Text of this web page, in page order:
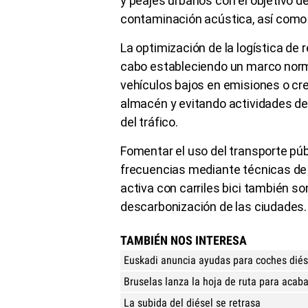
contaminación acústica, así
La optimización de la logística de
cabo estableciendo un marco
vehículos bajos en emisiones o
almacén y evitando actividades
del tráfico.
Fomentar el uso del transporte
frecuencias mediante técnicas
activa con carriles bici también
descarbonización de las ciudades.
TAMBIÉN NOS INTERESA
Euskadi anuncia ayudas para coches
Bruselas lanza la hoja de ruta para
La subida del diésel se retrasa